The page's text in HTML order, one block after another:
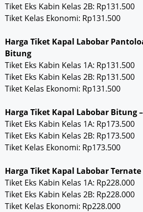
Tiket Eks Kabin Kelas 2B: Rp131.500
Tiket Kelas Ekonomi: Rp131.500
Harga Tiket Kapal Labobar
Bitung
Tiket Eks Kabin Kelas 1A: Rp131.500
Tiket Eks Kabin Kelas 2B: Rp131.500
Tiket Kelas Ekonomi: Rp131.500
Harga Tiket Kapal Labobar Bitung
Tiket Eks Kabin Kelas 1A: Rp173.500
Tiket Eks Kabin Kelas 2B: Rp173.500
Tiket Kelas Ekonomi: Rp173.500
Harga Tiket Kapal Labobar Ternate
Tiket Eks Kabin Kelas 1A: Rp228.000
Tiket Eks Kabin Kelas 2B: Rp228.000
Tiket Kelas Ekonomi: Rp228.000